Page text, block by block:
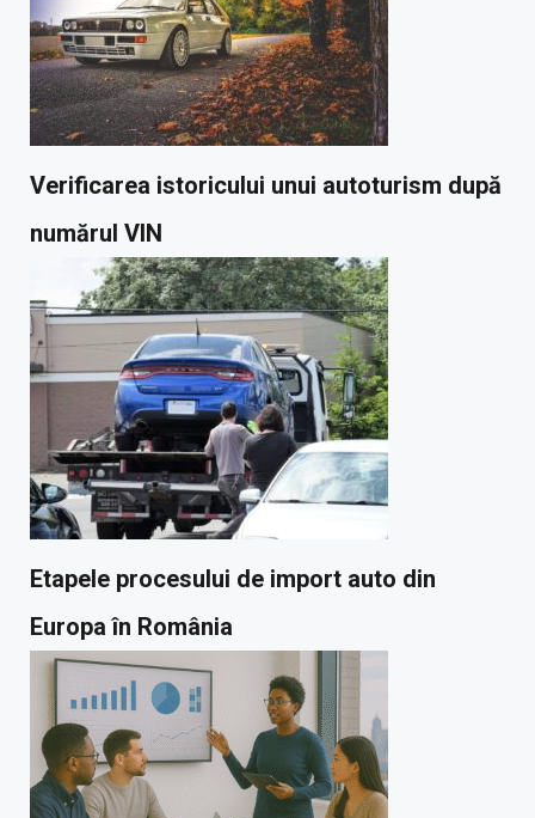
Verificarea istoricului unui autoturism după
numărul VIN
Etapele procesului de import auto din
Europa în România